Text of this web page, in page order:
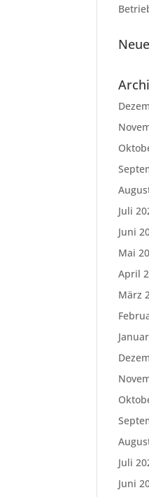
Juli
Juni
Mai
April
März
Juli
Juni